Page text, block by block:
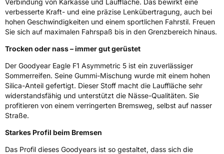
EisgripNein
EPREL ID611837
Allgemeine Produktsicherheit (GPSR)
HerstellerkontaktGoodyear S.A. Innovation Center Avenue
Gordon Smith 7750 Colmar-Berg Luxemburg,
www.goodyear.eu
verbesserte Kraft- und eine präzise Lenkübertragung, auch bei
hohen Geschwindigkeiten und einem sportlichen Fahrstil. Freuen
Sie sich auf maximalen Fahrspaß bis in den Grenzbereich hinaus.
Trocken oder nass – immer gut gerüstet
Der Goodyear Eagle F1 Asymmetric 5 ist ein zuverlässiger
Sommerreifen. Seine Gummi-Mischung wurde mit einem hohen
Silica-Anteil gefertigt. Dieser Stoff macht die Lauffläche sehr
widerstandsfähig und unterstützt die Nässe-Qualitäten. Sie
profitieren von einem verringerten Bremsweg, selbst auf nasser
Straße.
Starkes Profil beim Bremsen
Das Profil dieses Goodyears ist so gestaltet, dass sich die